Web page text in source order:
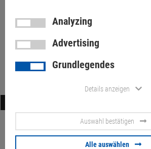
PCs with Core2Quad
Topseller in dieser Kategorie
Mini-PC passiv gekühlt Quad
1,1GHz 8GB 120GB SSD WLAN
63.00 €
Zotac
Quad
lüfterlos
2x LAN
43. 00
Analyzing
Advertising
Grundlegendes
Details anzeigen
Auswahl bestätigen
Alle auswählen